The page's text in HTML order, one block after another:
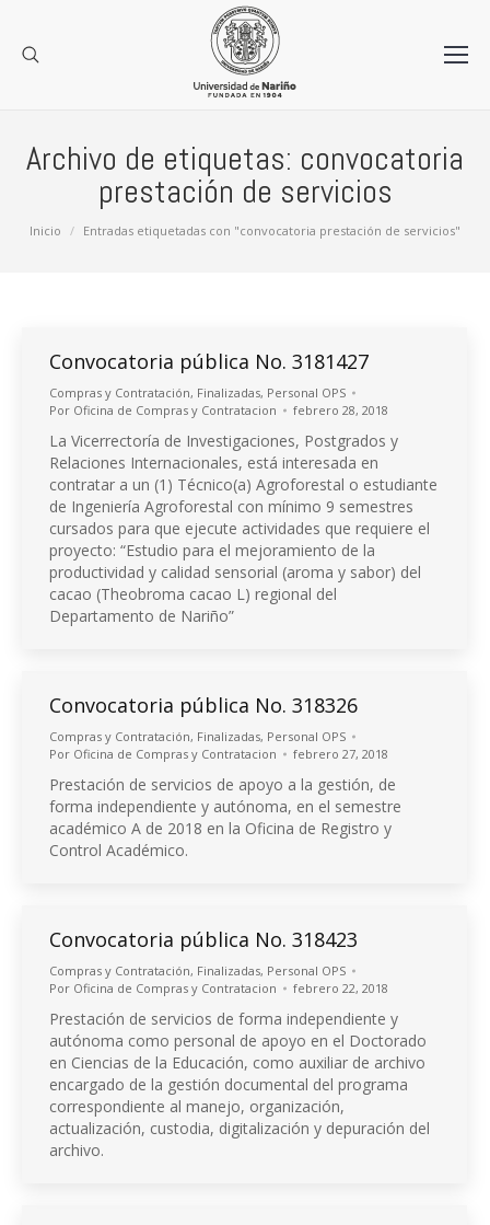
Archivo de etiquetas: convocatoria
prestación de servicios
Estás aquí:
Inicio Entradas etiquetadas con "convocatoria prestación de servicios"
Convocatoria pública No. 3181427
Compras y Contratación, Finalizadas, Personal OPS
Por Oficina de Compras y Contratacion febrero 28, 2018
La Vicerrectoría de Investigaciones, Postgrados y
Relaciones Internacionales, está interesada en
contratar a un (1) Técnico(a) Agroforestal o estudiante
de Ingeniería Agroforestal con mínimo 9 semestres
cursados para que ejecute actividades que requiere el
proyecto: “Estudio para el mejoramiento de la
productividad y calidad sensorial (aroma y sabor) del
cacao (Theobroma cacao L) regional del
Departamento de Nariño”
Convocatoria pública No. 318326
Compras y Contratación, Finalizadas, Personal OPS
Por Oficina de Compras y Contratacion febrero 27, 2018
Prestación de servicios de apoyo a la gestión, de
forma independiente y autónoma, en el semestre
académico A de 2018 en la Oficina de Registro y
Control Académico.
Convocatoria pública No. 318423
Compras y Contratación, Finalizadas, Personal OPS
Por Oficina de Compras y Contratacion febrero 22, 2018
Prestación de servicios de forma independiente y
autónoma como personal de apoyo en el Doctorado
en Ciencias de la Educación, como auxiliar de archivo
encargado de la gestión documental del programa
correspondiente al manejo, organización,
actualización, custodia, digitalización y depuración del
archivo.